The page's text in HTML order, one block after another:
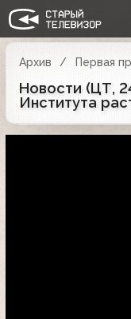
Архив Первая
Новости (ЦТ,
Института